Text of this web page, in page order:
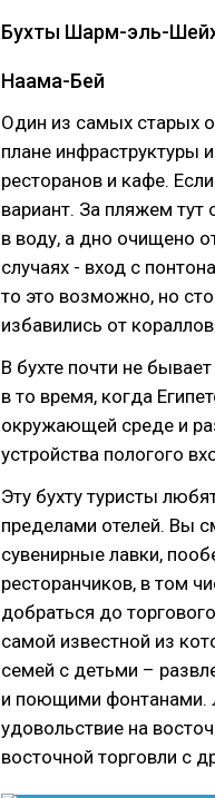
Бухты Шарм-эль-
Наама-Бей
Один из самых старых
плане инфраструктуры
ресторанов и кафе.
вариант. За пляжем тут
в воду, а дно очищено
случаях - вход с
то это возможно, но
избавились от
В бухте почти не
в то время, когда
окружающей среде и
устройства пологого
Эту бухту туристы
пределами отелей. Вы
сувенирные лавки,
ресторанчиков, в том
добраться до
самой известной из
семей с детьми –
и поющими фонтанами.
удовольствие на
восточной торговли с